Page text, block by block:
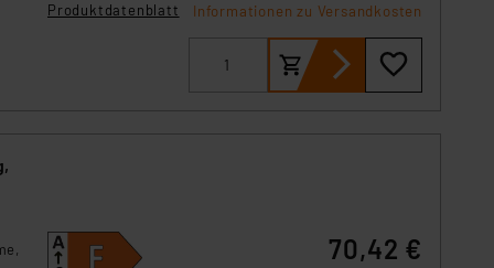
Produktdatenblatt
Informationen zu Versandkosten
70,42 €